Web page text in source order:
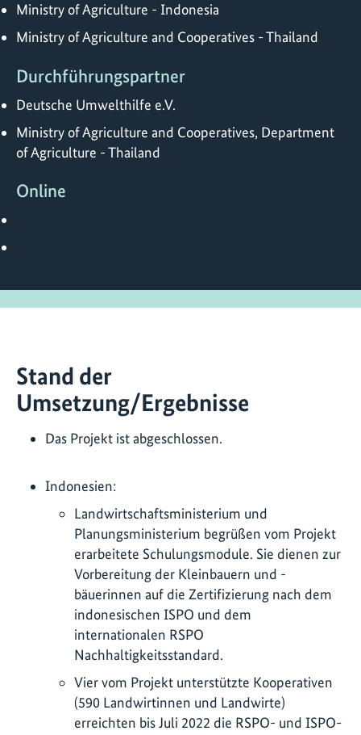
Ministry of Agriculture - Indonesia
Ministry of Agriculture and Cooperatives - Thailand
Durchführungspartner
Deutsche Umwelthilfe e.V.
Ministry of Agriculture and Cooperatives, Department
of Agriculture - Thailand
Online
Stand der
Umsetzung/Ergebnisse
Das Projekt ist abgeschlossen.
Indonesien:
Landwirtschaftsministerium und
Planungsministerium begrüßen vom Projekt
erarbeitete Schulungsmodule. Sie dienen zur
Vorbereitung der Kleinbauern und -
bäuerinnen auf die Zertifizierung nach dem
indonesischen ISPO und dem
internationalen RSPO
Nachhaltigkeitsstandard.
Vier vom Projekt unterstützte Kooperativen
(590 Landwirtinnen und Landwirte)
erreichten bis Juli 2022 die RSPO- und ISPO-